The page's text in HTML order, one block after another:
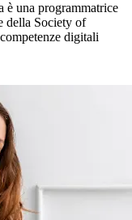
è una programmatrice
della Society of
digitali